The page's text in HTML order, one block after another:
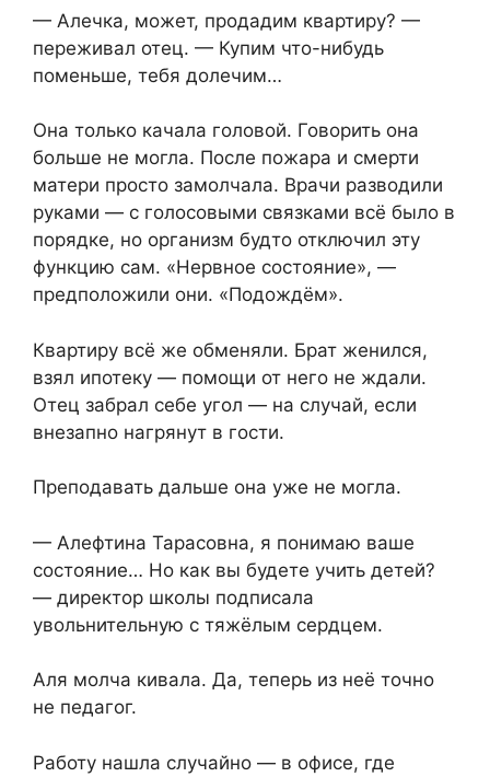
— Алечка, может, продадим квартиру? —
переживал отец. — Купим что-нибудь
поменьше, тебя долечим…
Она только качала головой. Говорить она
больше не могла. После пожара и смерти
матери просто замолчала. Врачи разводили
руками — с голосовыми связками всё было в
порядке, но организм будто отключил эту
функцию сам. «Нервное состояние», —
предположили они. «Подождём».
Квартиру всё же обменяли. Брат женился,
взял ипотеку — помощи от него не ждали.
Отец забрал себе угол — на случай, если
внезапно нагрянут в гости.
Преподавать дальше она уже не могла.
— Алефтина Тарасовна, я понимаю ваше
состояние… Но как вы будете учить детей?
— директор школы подписала
увольнительную с тяжёлым сердцем.
Аля молча кивала. Да, теперь из неё точно
не педагог.
Работу нашла случайно — в офисе, где